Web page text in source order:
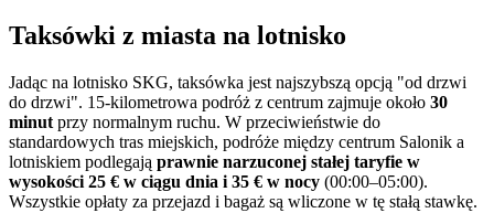
Taksówki z miasta na lotnisko
Jadąc na lotnisko SKG, taksówka jest najszybszą opcją "od drzwi
do drzwi". 15-kilometrowa podróż z centrum zajmuje około 30
minut przy normalnym ruchu. W przeciwieństwie do
standardowych tras miejskich, podróże między centrum Salonik a
lotniskiem podlegają prawnie narzuconej stałej taryfie w
wysokości 25 € w ciągu dnia i 35 € w nocy (00:00–05:00).
Wszystkie opłaty za przejazd i bagaż są wliczone w tę stałą stawkę.